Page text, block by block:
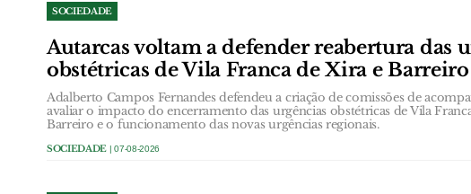
SOCIEDADE
Autarcas voltam a defender reabertura das
obstétricas de Vila Franca de Xira e Barreiro
Adalberto Campos Fernandes defendeu a criação de comissões de
avaliar o impacto do encerramento das urgências obstétricas de Vila
Barreiro e o funcionamento das novas urgências regionais.
SOCIEDADE | 07-08-2026